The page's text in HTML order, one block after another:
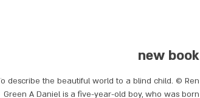
new book
To describe the beautiful world to a blind child. © Ren
Green A Daniel is a five-year-old boy, who was born